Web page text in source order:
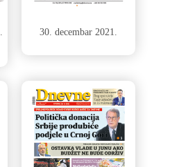
30. decembar 2021.